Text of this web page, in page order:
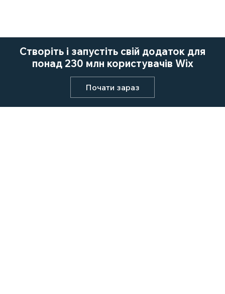
Створіть і запустіть свій додаток для
понад 230 млн користувачів Wix
Почати зараз